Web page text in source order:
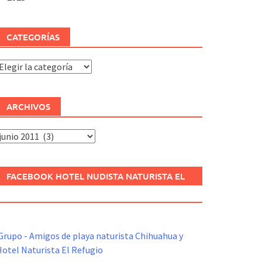
CATEGORÍAS
Categorías
ARCHIVOS
Archivos
FACEBOOK HOTEL NUDISTA NATURISTA EL
- Amigos de playa naturista Chihuahua y
Naturista El Refugio